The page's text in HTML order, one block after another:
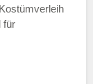
für